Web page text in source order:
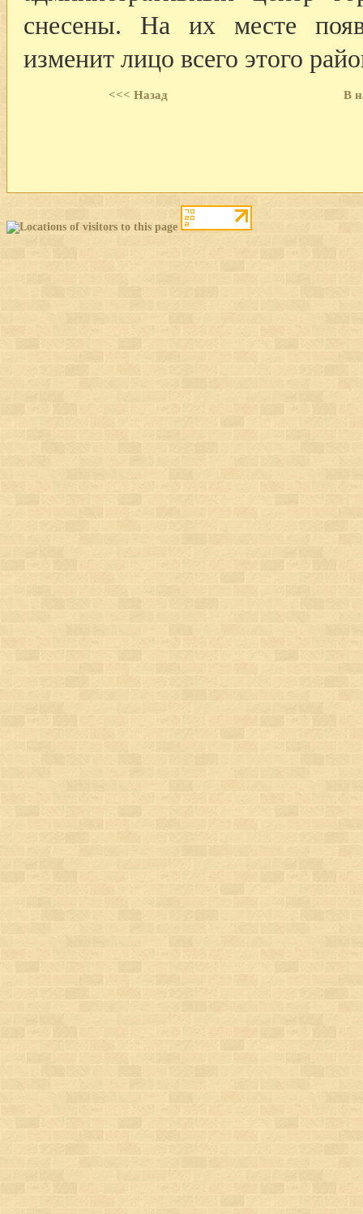
снесены. На их месте
изменит лицо всего этого
<<< Назад В